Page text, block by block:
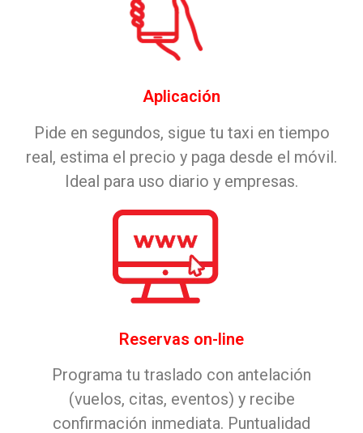
Aplicación
Pide en segundos, sigue tu taxi en tiempo
real, estima el precio y paga desde el móvil.
Ideal para uso diario y empresas.
Reservas on-line
Programa tu traslado con antelación
(vuelos, citas, eventos) y recibe
confirmación inmediata. Puntualidad